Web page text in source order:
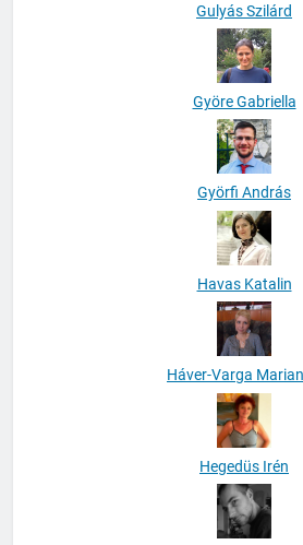
Gulyás Szilárd
Györe Gabriella
Györfi András
Havas Katalin
Háver-Varga
Hegedüs Irén